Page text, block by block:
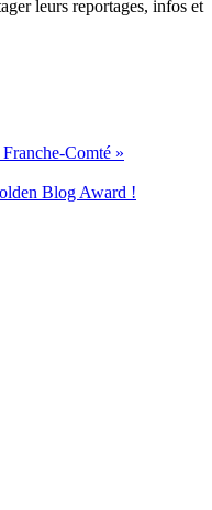
leurs reportages, infos et
Comté »
Blog Award !